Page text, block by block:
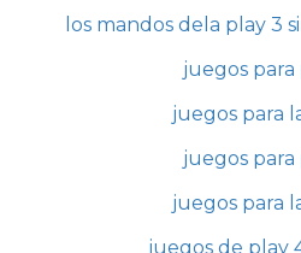
los mandos dela play 3
juegos para
juegos para
juegos para
juegos para
juegos de play